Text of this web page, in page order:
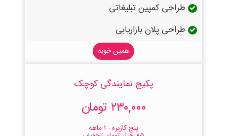
طراحی کمپین تبلیغاتی
طراحی پلان بازاریابی
همین خوبه
پکیج نمایندگی کوچک
۲۳۰,۰۰۰ تومان
پنج کاربره - ۱ ماهه